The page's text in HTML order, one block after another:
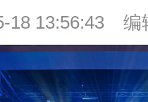
18 13:56:43 编